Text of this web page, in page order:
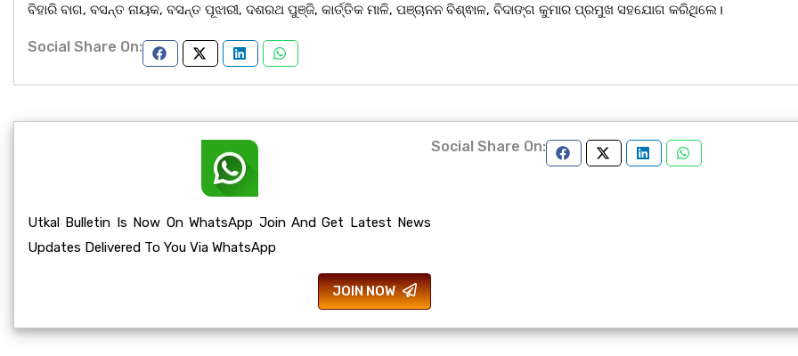
ବିହାରି ବାଗ, ବସନ୍ତ ନାୟକ, ବସନ୍ତ ପୂଝାରୀ, ଦଶରଥ ପୁଞ୍ଜି, କାର୍ତ୍ତିକ ମାଳି, ପଞ୍ଚାନନ ବିଶ୍ଵାଳ, ବିଦାଙ୍ଗ କୁମାର ପ୍ରମୁଖ ସହଯୋଗ କରିଥିଲେ।
Social Share On:
Utkal Bulletin Is Now On WhatsApp Join And Get Latest News
Updates Delivered To You Via WhatsApp
JOIN NOW
Social Share On: